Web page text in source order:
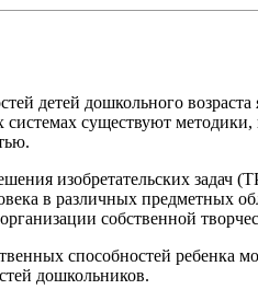
детей дошкольного
существуют
изобретательских задач
в различных предметных
собственной
способностей ребенка
дошкольников.